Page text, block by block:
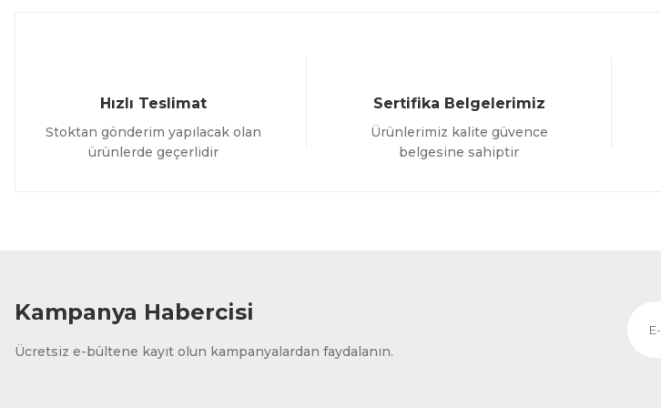
Hızlı Teslimat
Stoktan gönderim yapılacak olan
ürünlerde geçerlidir
Sertifika Belgelerimiz
Ürünlerimiz kalite güvence
belgesine sahiptir
Kampanya Habercisi
Ücretsiz e-bültene kayıt olun kampanyalardan faydalanın.